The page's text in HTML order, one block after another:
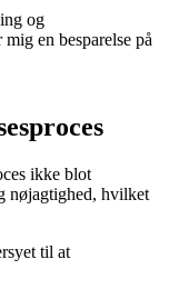
og
en besparelse på
ikke blot
nøjagtighed, hvilket
til at